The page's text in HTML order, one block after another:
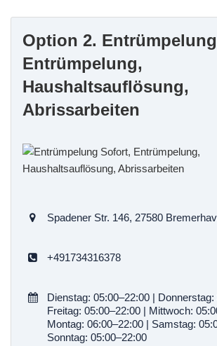
Erwerb nicht geräumter Immobilien
Option 2.
Entrümpelung,
Haushaltsauflösung,
Abrissarbeiten
Spadener Str. 146, 27580
+491734316378
Dienstag: 05:00–22:00 | Donnerstag:
Freitag: 05:00–22:00 | Mittwoch:
Montag: 06:00–22:00 | Samstag:
Sonntag: 05:00–22:00